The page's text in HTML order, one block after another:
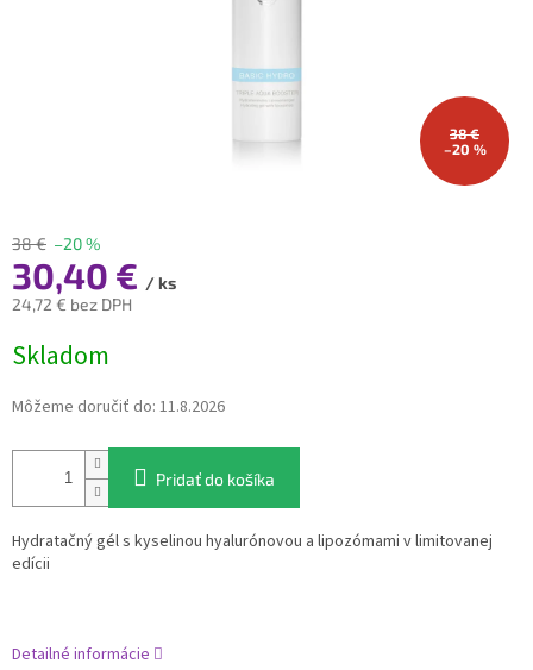
38 €
–20 %
38 € –20 %
30,40 € / ks
24,72 € bez DPH
cena:
Skladom
Môžeme doručiť do: 11.8.2026
Pridať do košíka
Hydratačný gél s kyselinou hyalurónovou a lipozómami v limitovanej
edícii
Detailné informácie